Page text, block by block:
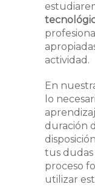
actividad.
En
lo
duración
tus dudas
proceso
utilizar